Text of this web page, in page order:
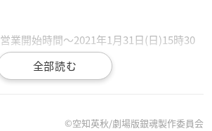
業開始時間〜2021年1月31日(日)15時30
©空知英秋/劇場版銀魂製作委員会